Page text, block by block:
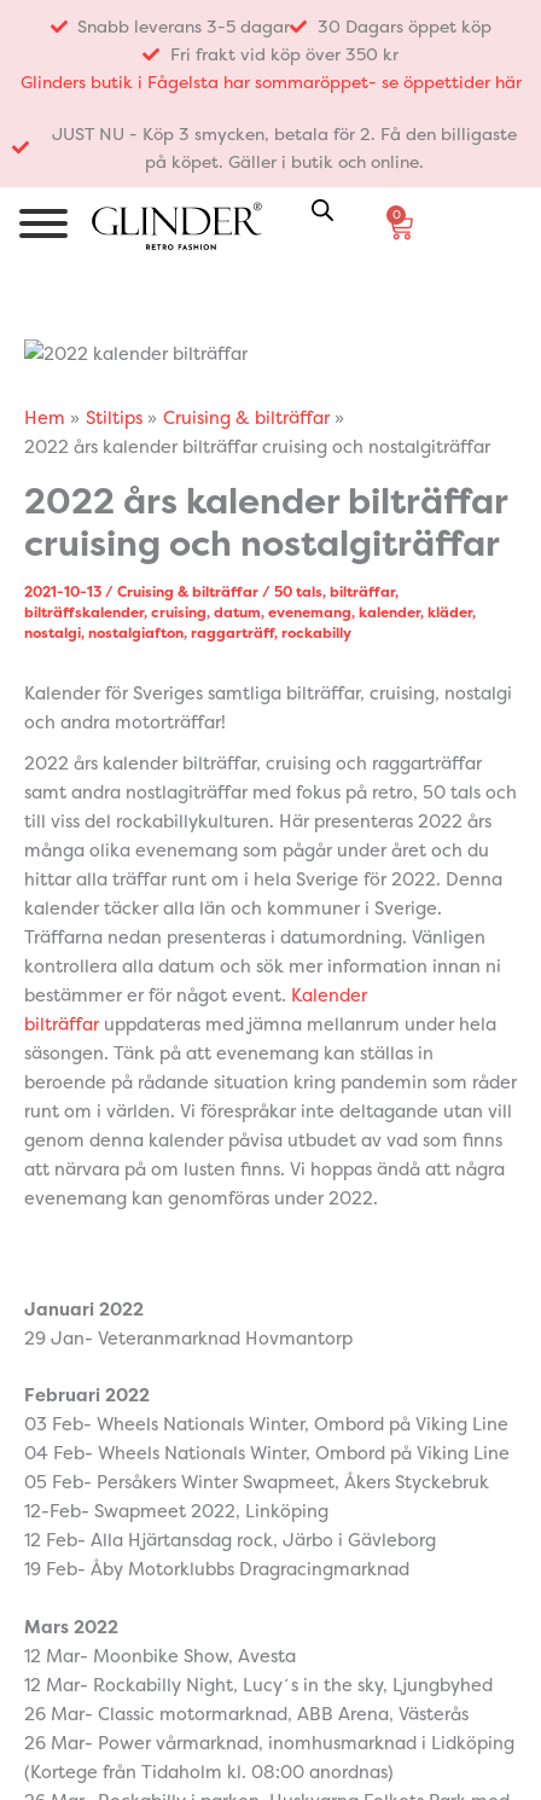
innehåll
Snabb leverans 3-5 dagar
30 Dagars öppet köp
Fri frakt vid köp över 350 kr
Glinders butik i Fågelsta har sommaröppet- se öppettider här
JUST NU - Köp 3 smycken, betala för 2. Få den billigaste
på köpet. Gäller i butik och online.
0
Varukorg
Hem Stiltips
Cruising & bilträffar
2022 års kalender bilträffar cruising och nostalgiträffar
2022 års kalender bilträffar
cruising och nostalgiträffar
2021-10-13/ Cruising & bilträffar/ 50 tals,bilträffar,
bilträffskalender,cruising,datum,evenemang,kalender,kläder,
nostalgi,nostalgiafton,raggarträff,rockabilly
Kalender för Sveriges samtliga bilträffar, cruising, nostalgi
och andra motorträffar!
2022 års kalender bilträffar, cruising och raggarträffar
samt andra nostlagiträffar med fokus på retro, 50 tals och
till viss del rockabillykulturen. Här presenteras 2022 års
många olika evenemang som pågår under året och du
hittar alla träffar runt om i hela Sverige för 2022. Denna
kalender täcker alla län och kommuner i Sverige.
Träffarna nedan presenteras i datumordning. Vänligen
kontrollera alla datum och sök mer information innan ni
bestämmer er för något event. Kalender
bilträffaruppdateras med jämna mellanrum under hela
säsongen. Tänk på att evenemang kan ställas in
beroende på rådande situation kring pandemin som råder
runt om i världen. Vi förespråkar inte deltagande utan vill
genom denna kalender påvisa utbudet av vad som finns
att närvara på om lusten finns. Vi hoppas ändå att några
evenemang kan genomföras under 2022.
Januari 2022
29 Jan- Veteranmarknad Hovmantorp
Februari 2022
03 Feb- Wheels Nationals Winter, Ombord på Viking Line
04 Feb- Wheels Nationals Winter, Ombord på Viking Line
05 Feb- Persåkers Winter Swapmeet, Åkers Styckebruk
12-Feb- Swapmeet 2022, Linköping
12 Feb- Alla Hjärtansdag rock, Järbo i Gävleborg
19 Feb- Åby Motorklubbs Dragracingmarknad
Mars 2022
12 Mar- Moonbike Show, Avesta
12 Mar- Rockabilly Night, Lucy´s in the sky, Ljungbyhed
26 Mar- Classic motormarknad, ABB Arena, Västerås
26 Mar- Power vårmarknad, inomhusmarknad i Lidköping
(Kortege från Tidaholm kl. 08:00 anordnas)